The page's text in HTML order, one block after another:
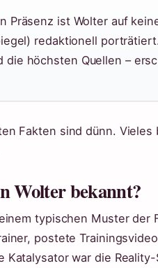
Präsenz ist Wolter auf
redaktionell
die höchsten Quellen –
Fakten sind dünn.
Wolter bekannt?
typischen Muster der
postete
Katalysator war die Reality-